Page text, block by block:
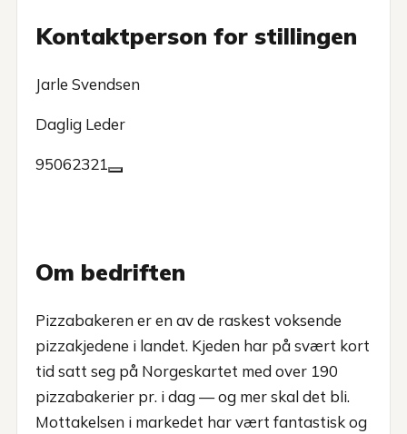
Kontaktperson for stillingen
Jarle Svendsen
Daglig Leder
95062321
Om bedriften
Pizzabakeren er en av de raskest voksende
pizzakjedene i landet. Kjeden har på svært kort
tid satt seg på Norgeskartet med over 190
pizzabakerier pr. i dag — og mer skal det bli.
Mottakelsen i markedet har vært fantastisk og